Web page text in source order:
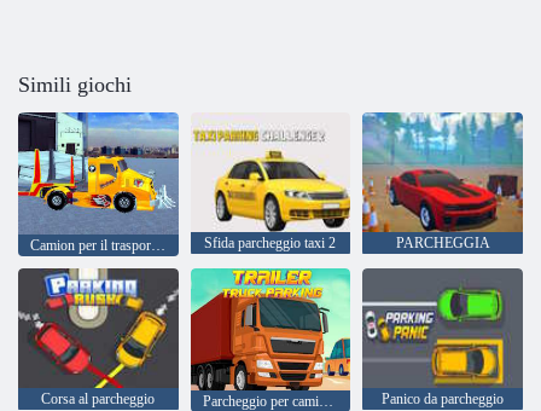
Simili giochi
Camion per il trasporto di auto pazzesche Sfida parcheggio taxi 2 PARCHEGGIA
Corsa al parcheggio Parcheggio per camion con rimorchio Panico da parcheggio